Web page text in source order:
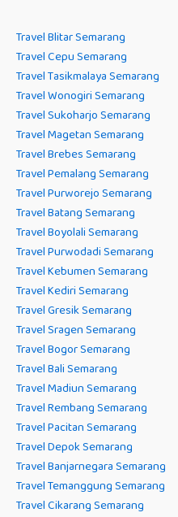
Travel Blitar Semarang
Travel Cepu Semarang
Travel Tasikmalaya Semarang
Travel Wonogiri Semarang
Travel Sukoharjo Semarang
Travel Magetan Semarang
Travel Brebes Semarang
Travel Pemalang Semarang
Travel Purworejo Semarang
Travel Batang Semarang
Travel Boyolali Semarang
Travel Purwodadi Semarang
Travel Kebumen Semarang
Travel Kediri Semarang
Travel Gresik Semarang
Travel Sragen Semarang
Travel Bogor Semarang
Travel Bali Semarang
Travel Madiun Semarang
Travel Rembang Semarang
Travel Pacitan Semarang
Travel Depok Semarang
Travel Banjarnegara Semarang
Travel Temanggung Semarang
Travel Cikarang Semarang